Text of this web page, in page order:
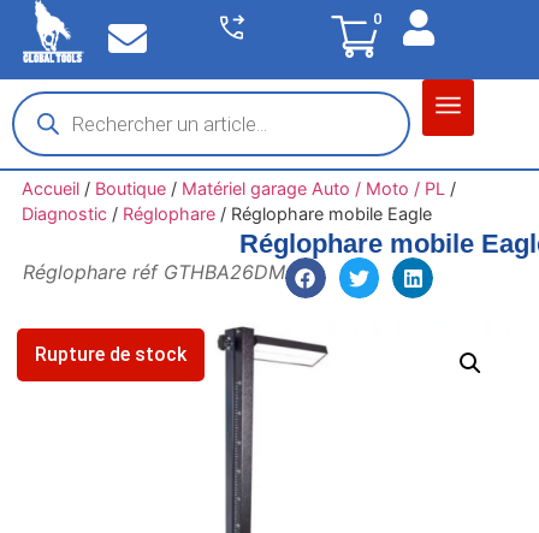
0
Accueil/ Boutique/ Matériel garage Auto / Moto / PL /
Diagnostic/ Réglophare/ Réglophare mobile Eagle
Rupture de stock
Réglophare mobile
Réglophare réf GTHBA26DM